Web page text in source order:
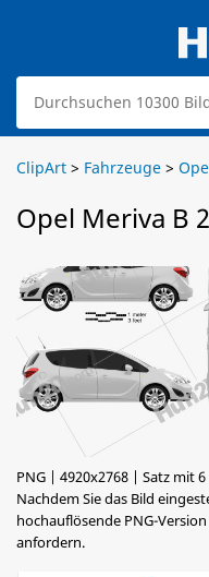
ClipArt > Fahrzeuge >
Opel Meriva B
PNG | 4920x2768 | Satz mit
Nachdem Sie das Bild
hochauflösende PNG-
anfordern.